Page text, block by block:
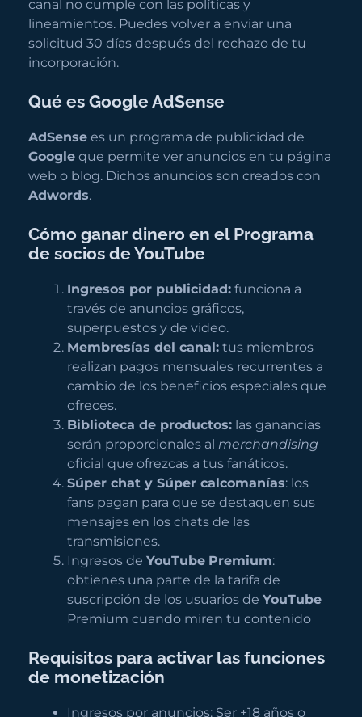
canal no cumple con las políticas y
lineamientos. Puedes volver a enviar una
solicitud 30 días después del rechazo de tu
incorporación.
Qué es Google AdSense
AdSense es un programa de publicidad de
Google que permite ver anuncios en tu página
web o blog. Dichos anuncios son creados con
Adwords.
Cómo ganar dinero en el Programa
de socios de YouTube
Ingresos por publicidad: funciona a
través de anuncios gráficos,
superpuestos y de video.
Membresías del canal: tus miembros
realizan pagos mensuales recurrentes a
cambio de los beneficios especiales que
ofreces.
Biblioteca de productos: las ganancias
serán proporcionales al merchandising
oficial que ofrezcas a tus fanáticos.
Súper chat y Súper calcomanías: los
fans pagan para que se destaquen sus
mensajes en los chats de las
transmisiones.
Ingresos de YouTube Premium:
obtienes una parte de la tarifa de
suscripción de los usuarios de YouTube
Premium cuando miren tu contenido
Requisitos para activar las funciones
de monetización
Ingresos por anuncios: Ser +18 años o